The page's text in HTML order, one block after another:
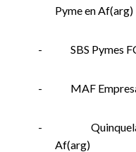
Pyme en Af(arg)
- SBS Pymes
- MAF
-
Af(arg)